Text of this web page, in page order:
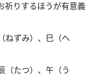
祈りするほうが有意義
ねずみ）、巳（へ
（たつ）、午（う